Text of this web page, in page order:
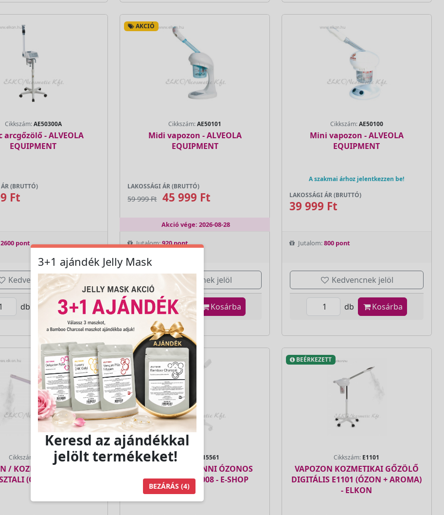
Cikkszám:AE50300A
arcgőzölő - ALVEOLA
EQUIPMENT
(BRUTTÓ)
Ft
2600 pont
Kedvencnek jelöl
db Kosárba
AKCIÓ
Cikkszám:AE50101
Midi vapozon - ALVEOLA
EQUIPMENT
LAKOSSÁGI ÁR (BRUTTÓ)
59 999 Ft 45 999 Ft
Akció vége: 2026-08-28
Jutalom:920 pont
Kedvencnek jelöl
db Kosárba
Cikkszám:AE50100
Mini vapozon - ALVEOLA
EQUIPMENT
A szakmai árhoz jelentkezzen be!
LAKOSSÁGI ÁR (BRUTTÓ)
39 999 Ft
Jutalom:800 pont
Kedvencnek jelöl
db Kosárba
Cikkszám:
/ KOZMETIKAI GŐZÖLŐ
(ÓZONOS) - ELKON
Cikkszám: 115561
VAPOZON GIOVANNI ÓZONOS
ARCGŐZÖLŐ D-008 - E-SHOP
BEÉRKEZETT
Cikkszám: E1101
VAPOZON KOZMETIKAI GŐZÖLŐ
DIGITÁLIS E1101 (ÓZON + AROMA)
- ELKON
3+1 ajándék Jelly Mask
Keresd az ajándékkal
jelölt termékeket!
BEZÁRÁS (2)